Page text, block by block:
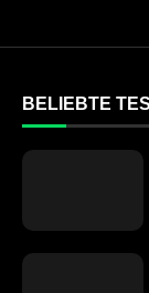
BELIEBTE